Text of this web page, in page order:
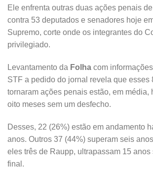
Ele enfrenta outras duas ações penais
contra 53 deputados e senadores hoje
Supremo, corte onde os integrantes do
privilegiado.
Levantamento da Folha com
STF a pedido do jornal revela que esses
tornaram ações penais estão, em média,
oito meses sem um desfecho.
Desses, 22 (26%) estão em andamento
anos. Outros 37 (44%) superam seis
eles três de Raupp, ultrapassam 15 anos
final.